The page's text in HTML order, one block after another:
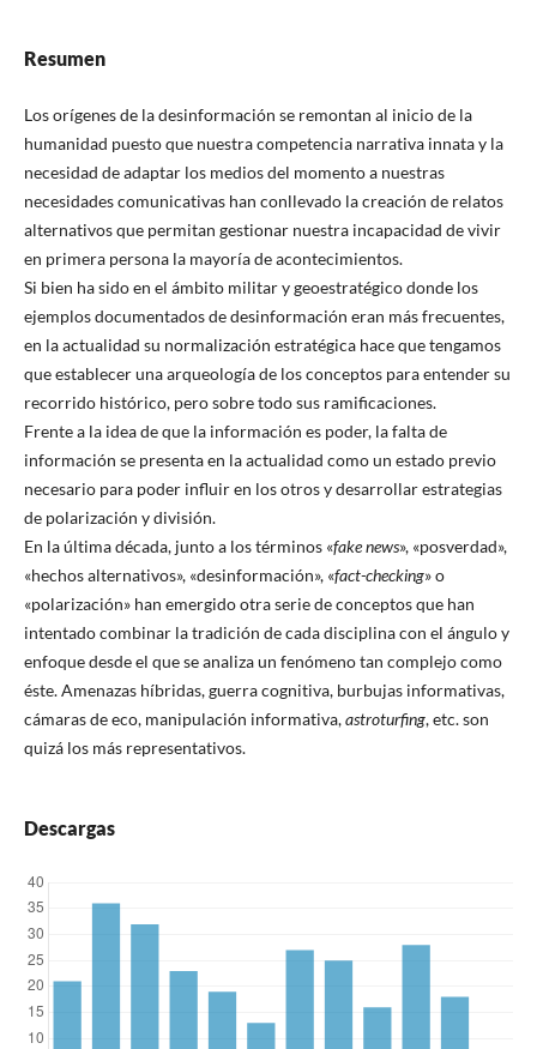
Resumen
Los orígenes de la desinformación se remontan al inicio de la
humanidad puesto que nuestra competencia narrativa innata y la
necesidad de adaptar los medios del momento a nuestras
necesidades comunicativas han conllevado la creación de relatos
alternativos que permitan gestionar nuestra incapacidad de vivir
en primera persona la mayoría de acontecimientos.
Si bien ha sido en el ámbito militar y geoestratégico donde los
ejemplos documentados de desinformación eran más frecuentes,
en la actualidad su normalización estratégica hace que tengamos
que establecer una arqueología de los conceptos para entender su
recorrido histórico, pero sobre todo sus ramificaciones.
Frente a la idea de que la información es poder, la falta de
información se presenta en la actualidad como un estado previo
necesario para poder influir en los otros y desarrollar estrategias
de polarización y división.
En la última década, junto a los términos «fake news», «posverdad»,
«hechos alternativos», «desinformación», «fact-checking» o
«polarización» han emergido otra serie de conceptos que han
intentado combinar la tradición de cada disciplina con el ángulo y
enfoque desde el que se analiza un fenómeno tan complejo como
éste. Amenazas híbridas, guerra cognitiva, burbujas informativas,
cámaras de eco, manipulación informativa,astroturfing, etc. son
quizá los más representativos.
Descargas